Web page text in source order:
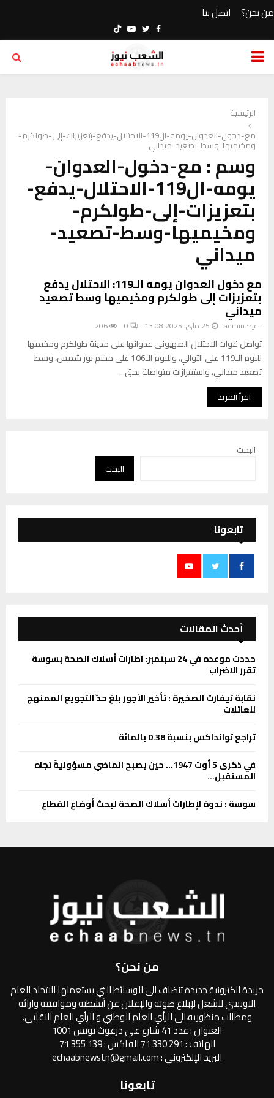
من نحن؟ اتصل بنا
Facebook
Twitter
Youtube
PRIMARY
الرئيسية
مع-دخول-العدوان-يومه-ال119-الاحتلال-يدفع-بتعزيزات-إلى-طولكرم-
ومخيميها-وسط-تصعيد-ميداني
وسم : مع-دخول-العدوان-
يومه-ال119-الاحتلال-يدفع-
بتعزيزات-إلى-طولكرم-
ومخيميها-وسط-تصعيد-
ميداني
مع دخول العدوان يومه الـ119: الاحتلال يدفع
بتعزيزات إلى طولكرم ومخيميها وسط تصعيد
ميداني
تنفيذ: admin 25 ماي، 2025 13:08 0
206
تواصل قوات الاحتلال الصهيوني عدوانها على مدينة طولكرم ومخيمها
لليوم الـ119 على التوالي، ولليوم الـ106 على مخيم نور شمس، وسط
تصعيد ميداني، واستفزازات متواصلة بحق...
اقرأ المزيد
البحث
البحث
تابعونا
أحدث المقالات
حددت موعده في 24 سبتمبر: اطارات أسلاك الصحة بسوسة
تقرر الاضراب
نقابة تيفارت الصخيرة : تأخير الأجور بلغ حدّ التجويع الممنهج
للعائلات
تراجع توانداكس بنسبة 0.38 بالمائة
في ذكرى 5 أوت 1947… حين يصبح الماضي مسؤوليةً تجاه
المستقبل…
سوسة : ندوة لإطارات أسلاك الصحة لبحث أوضاع القطاع
من نحن؟
جريدة الكترونية جديدة تنضاف الى الوسائط التي يستعملها الاتحاد العام
التونسي للشغل لإبلاغ صوته والإعلان عن أنشطته ومواقفه وآرائه
ومطالب منظوريه،الى الرأي العام الوطني و الرأي العام النقابي.
العنوان : عدد 41 شارع علي درغوث تونس 1001
الهاتف : 291 330 71 الفاكس : 139 355 71
البريد الإلكتروني : echaabnewstn@gmail.com
تابعونا